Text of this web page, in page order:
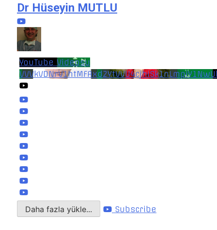
Dr Hüseyin MUTLU
YouTube Videosu
Daha fazla yükle... Subscribe